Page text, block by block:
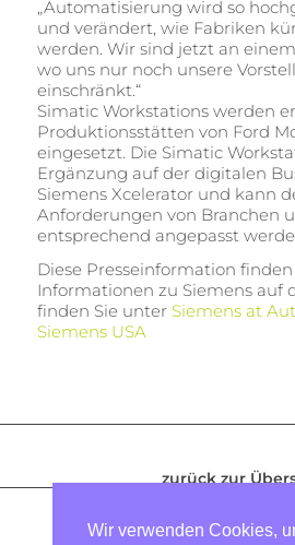
„Automatisierung wird so
und verändert, wie Fabriken
werden. Wir sind jetzt an
wo uns nur noch unsere
einschränkt.“
Simatic Workstations werden
Produktionsstätten von Ford
eingesetzt. Die Simatic
Ergänzung auf der digitalen
Siemens Xcelerator und kann
Anforderungen von Branchen
entsprechend angepasst
Diese Presseinformation finden
Informationen zu Siemens auf
finden Sie unter Siemens at
Siemens USA
zurück zur
Wir verwenden Cookies,